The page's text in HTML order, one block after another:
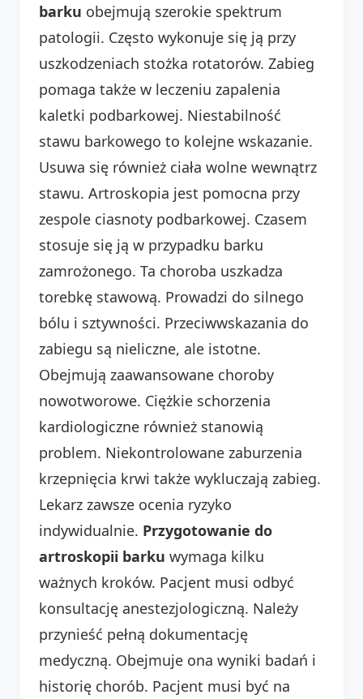
barku obejmują szerokie spektrum
patologii. Często wykonuje się ją przy
uszkodzeniach stożka rotatorów. Zabieg
pomaga także w leczeniu zapalenia
kaletki podbarkowej. Niestabilność
stawu barkowego to kolejne wskazanie.
Usuwa się również ciała wolne wewnątrz
stawu. Artroskopia jest pomocna przy
zespole ciasnoty podbarkowej. Czasem
stosuje się ją w przypadku barku
zamrożonego. Ta choroba uszkadza
torebkę stawową. Prowadzi do silnego
bólu i sztywności. Przeciwwskazania do
zabiegu są nieliczne, ale istotne.
Obejmują zaawansowane choroby
nowotworowe. Ciężkie schorzenia
kardiologiczne również stanowią
problem. Niekontrolowane zaburzenia
krzepnięcia krwi także wykluczają zabieg.
Lekarz zawsze ocenia ryzyko
indywidualnie. Przygotowanie do
artroskopii barku wymaga kilku
ważnych kroków. Pacjent musi odbyć
konsultację anestezjologiczną. Należy
przynieść pełną dokumentację
medyczną. Obejmuje ona wyniki badań i
historię chorób. Pacjent musi być na